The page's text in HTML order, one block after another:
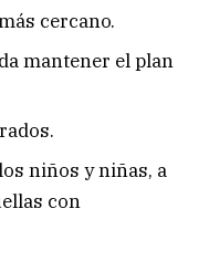
cercano.
mantener el plan
niños y niñas, a
con